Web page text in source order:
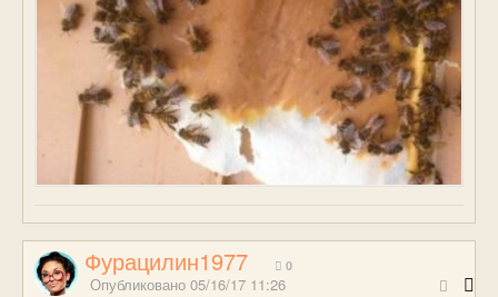
Фурацилин1977 0
Опубликовано 05/16/17 11:26